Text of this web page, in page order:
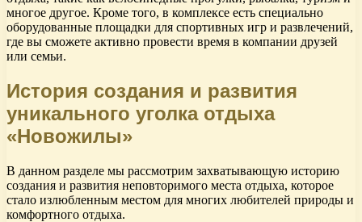
многое другое. Кроме того, в комплексе есть специально
оборудованные площадки для спортивных игр и развлечений,
где вы сможете активно провести время в компании друзей
или семьи.
История создания и развития
уникального уголка отдыха
«Новожилы»
В данном разделе мы рассмотрим захватывающую историю
создания и развития неповторимого места отдыха, которое
стало излюбленным местом для многих любителей природы и
комфортного отдыха.